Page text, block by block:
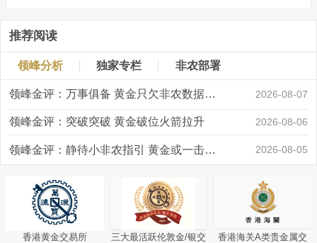
推荐阅读
领峰分析 独家专栏 非农部署
领峰金评：万事俱备 黄金只欠非农数据“东风” 2026-08-07
领峰金评：突破突破 黄金破位火箭拉升 2026-08-06
领峰金评：静待小非农指引 黄金或一击破局 2026-08-05
香港黄金交易所
三大最活跃伦敦金/银交
香港海关A类贵金属交